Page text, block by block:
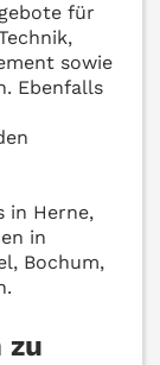
für
sowie
Ebenfalls
in Herne,
in
Bochum,
zu